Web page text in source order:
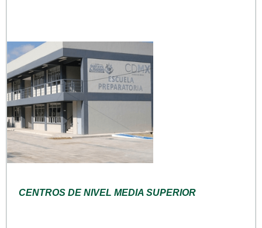
CENTROS DE NIVEL MEDIA SUPERIOR